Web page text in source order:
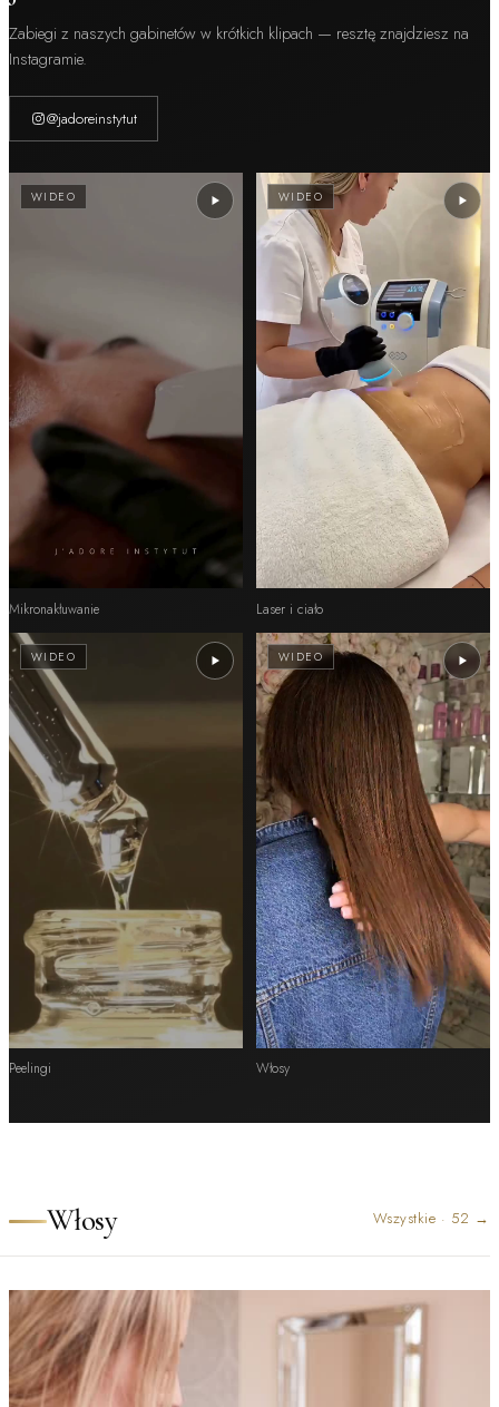
Zabiegi z naszych gabinetów w krótkich klipach — resztę znajdziesz na
Instagramie.
@jadoreinstytut
WIDEO
Mikronakłuwanie
WIDEO
Laser i ciało
WIDEO
Peelingi
WIDEO
Włosy
Włosy Wszystkie · 52 →